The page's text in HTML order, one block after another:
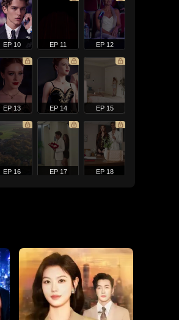
EP 10 EP 11 EP 12
EP 13 EP 14 EP 15
EP 16 EP 17 EP 18
EP 23 EP 24